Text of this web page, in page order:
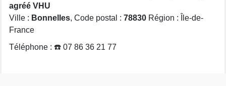
agréé VHU
Ville : Bonnelles, Code postal : 78830 Région : Île-de-
France
Téléphone : ☎️ 07 86 36 21 77